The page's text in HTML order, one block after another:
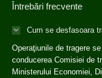
Întrebări frecvente
Cum se desfasoara
Operaţiunile de tragere
conducerea Comisiei de
Ministerului Economiei,